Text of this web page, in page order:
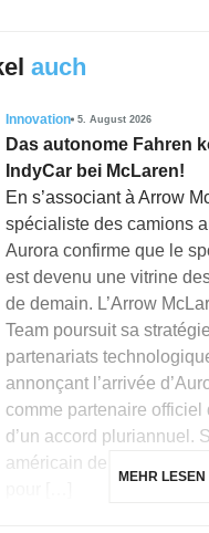
auch
Innovation 5. August 2026
Das autonome Fahren
IndyCar bei McLaren!
En s’associant à Arrow
spécialiste des camions
Aurora confirme que le
est devenu une vitrine
de demain. L’Arrow
Team poursuit sa
partenariats
annonçant l’arrivée
comme partenaire officiel
d’un accord pluriannuel.
américain de la conduite
MEHR LESEN